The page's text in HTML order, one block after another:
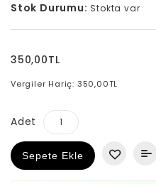
Stok Durumu: Stokta var
350,00TL
Vergiler Hariç: 350,00TL
Adet
Sepete Ekle